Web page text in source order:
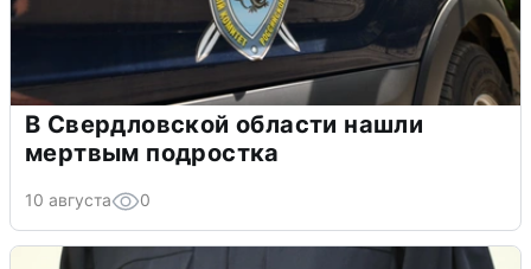
В Свердловской области нашли
мертвым подростка
10 августа 0